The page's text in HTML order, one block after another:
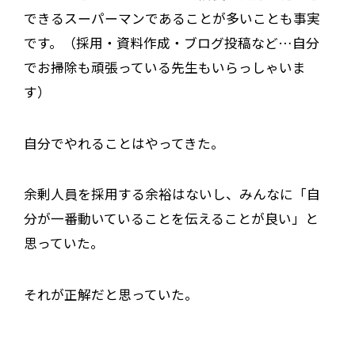
できるスーパーマンであることが多いことも事実
です。（採用・資料作成・ブログ投稿など…自分
でお掃除も頑張っている先生もいらっしゃいま
す）
自分でやれることはやってきた。
余剰人員を採用する余裕はないし、みんなに「自
分が一番動いていることを伝えることが良い」と
思っていた。
それが正解だと思っていた。